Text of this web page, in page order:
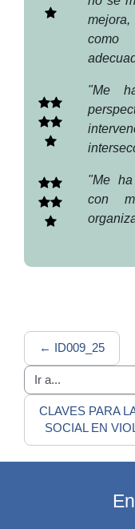
como
"Me
"Me
con
← ID009_25
Ir a...
CLAVES PARA
SOCIAL EN